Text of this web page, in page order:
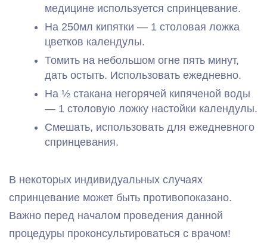
медицине используется спринцевание.
На 250мл кипятки — 1 столовая ложка
цветков календулы.
Томить на небольшом огне пять минут,
дать остыть. Использовать ежедневно.
На ½ стакана негорячей кипяченой воды
— 1 столовую ложку настойки календулы.
Смешать, использовать для ежедневного
спринцевания.
В некоторых индивидуальных случаях
спринцевание может быть противопоказано.
Важно перед началом проведения данной
процедуры проконсультироваться с врачом!